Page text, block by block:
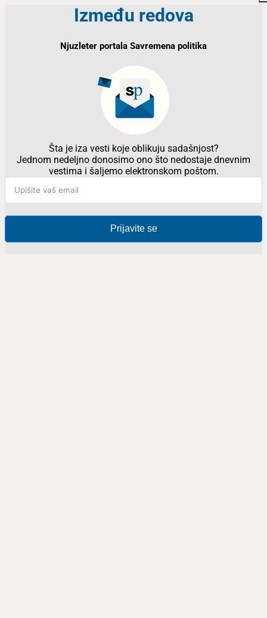
Između redova
Njuzleter portala Savremena politika
Šta je iza vesti koje oblikuju sadašnjost?
Jednom nedeljno donosimo ono što nedostaje dnevnim
vestima i šaljemo elektronskom poštom.
Prijavite se